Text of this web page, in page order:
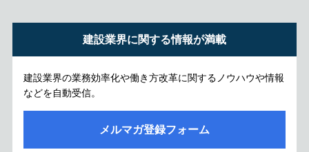
建設業界に関する情報が満載
建設業界の業務効率化や働き方改革に関するノウハウや情報
などを自動受信。
メルマガ登録フォーム